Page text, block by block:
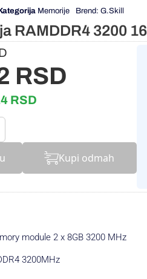
Memorije Brend: G.Skill
RAMDDR4 3200
RSD
RSD
Kupi odmah
module 2 x 8GB 3200 MHz
3200MHz